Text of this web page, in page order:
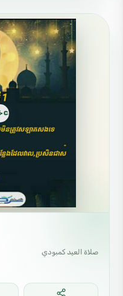
ភាសាខ្មែរ Khmer خمير كمبودي Cambodian
صلاة العيد كمبودي